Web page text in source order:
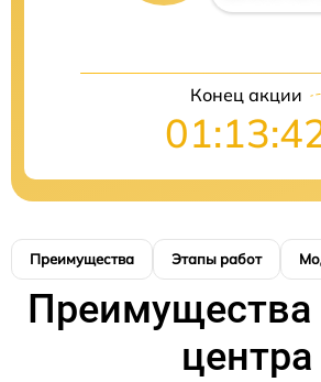
Конец акции
Преимущества Этапы работ
Преимущества
центра